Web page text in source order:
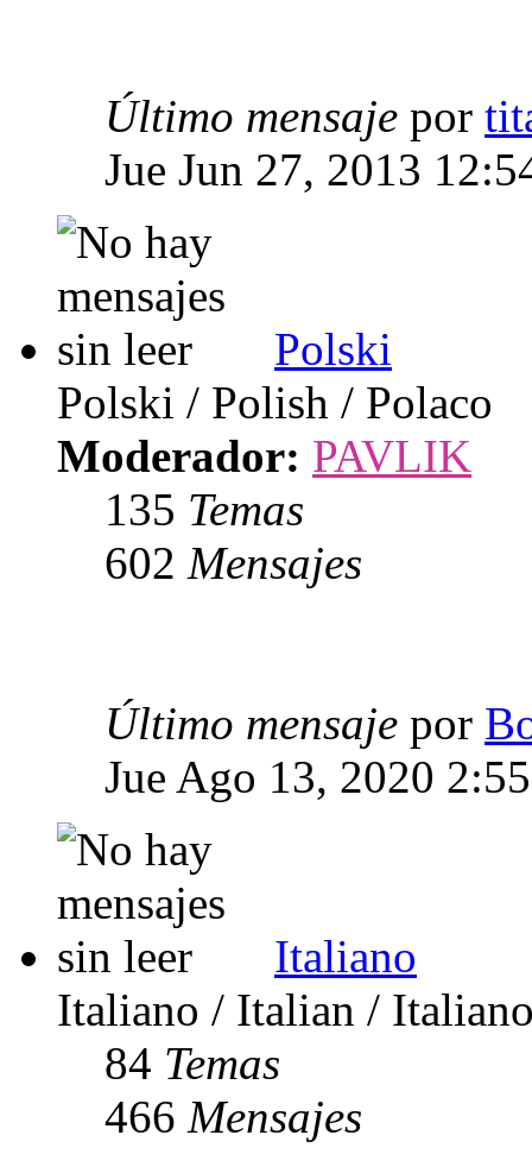
Último mensaje por
Jue Jun 27, 2013
Polski
Polski / Polish / Polaco
Moderador: PAVLIK
135 Temas
602 Mensajes
Último mensaje por
Jue Ago 13, 2020
Italiano
Italiano / Italian /
84 Temas
466 Mensajes